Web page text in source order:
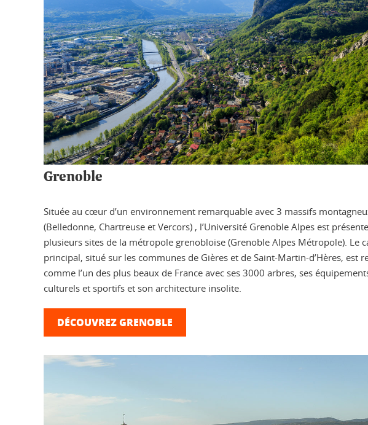
Grenoble
Située au cœur d’un environnement remarquable avec 3 massifs
(Belledonne, Chartreuse et Vercors) , l’Université Grenoble Alpes est
plusieurs sites de la métropole grenobloise (Grenoble Alpes Métropole). Le
principal, situé sur les communes de Gières et de Saint-Martin-d’Hères, est
comme l’un des plus beaux de France avec ses 3000 arbres, ses
culturels et sportifs et son architecture insolite.
DÉCOUVREZ GRENOBLE